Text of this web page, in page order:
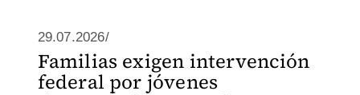
29.07.2026/
Familias exigen intervención
federal por jóvenes